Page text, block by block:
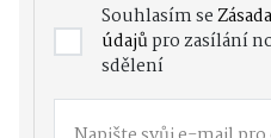
Souhlasím se
údajůpro zasílání
sdělení